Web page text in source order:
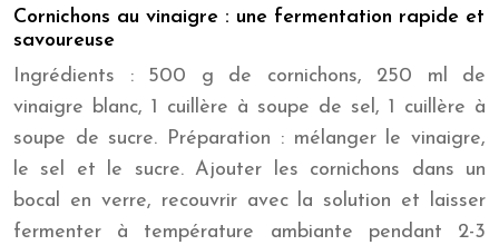
Cornichons au vinaigre : une fermentation rapide et
savoureuse
Ingrédients : 500 g de cornichons, 250 ml de
vinaigre blanc, 1 cuillère à soupe de sel, 1 cuillère à
soupe de sucre. Préparation : mélanger le vinaigre,
le sel et le sucre. Ajouter les cornichons dans un
bocal en verre, recouvrir avec la solution et laisser
fermenter à température ambiante pendant 2-3